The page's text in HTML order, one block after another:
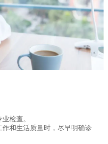
检查。
和生活质量时，尽早明确诊